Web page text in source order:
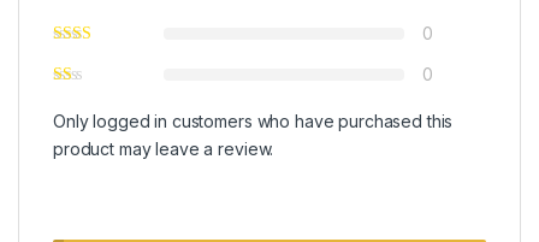
0
0
Only logged in customers who have purchased this
product may leave a review.